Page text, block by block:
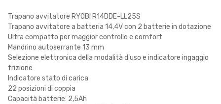
Trapano avvitatore RYOBI R14DDE-LL25S
Trapano avvitatore a batteria 14,4V con 2 batterie in dotazione
Ultra compatto per maggior controllo e comfort
Mandrino autoserrante 13 mm
Selezione elettronica della modalità d'uso e indicatore ingaggio
frizione
Indicatore stato di carica
22 posizioni di coppia
Capacità batterie: 2,5Ah